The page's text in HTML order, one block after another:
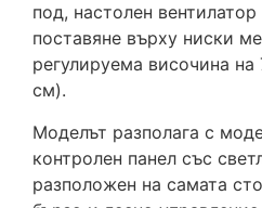
под, настолен
поставяне върху ниски
регулируема височина
см).
Моделът разполага с
контролен панел със
разположен на самата